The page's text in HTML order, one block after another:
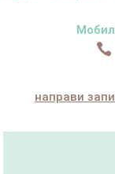

направи